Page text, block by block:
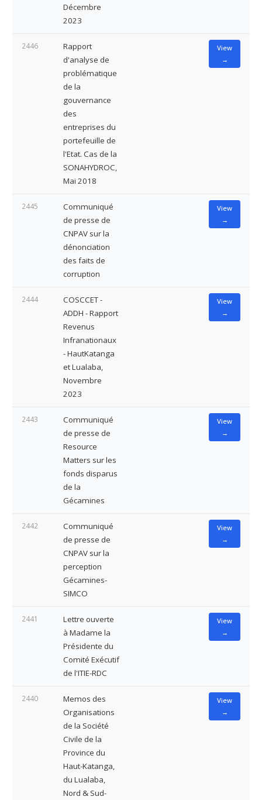
Décembre
2023
2446
Rapport
d'analyse de
problématique
de la
gouvernance
des
entreprises du
portefeuille de
l'Etat. Cas de la
SONAHYDROC,
Mai 2018
View
→
2445
Communiqué
de presse de
CNPAV sur la
dénonciation
des faits de
corruption
View
→
2444
COSCCET -
ADDH - Rapport
Revenus
Infranationaux
- HautKatanga
et Lualaba,
Novembre
2023
View
→
2443
Communiqué
de presse de
Resource
Matters sur les
fonds disparus
de la
Gécamines
View
→
2442
Communiqué
de presse de
CNPAV sur la
perception
Gécamines-
SIMCO
View
→
2441
Lettre ouverte
à Madame la
Présidente du
Comité Exécutif
de l'ITIE-RDC
View
→
2440
Memos des
Organisations
de la Société
Civile de la
Province du
Haut-Katanga,
du Lualaba,
Nord & Sud-
View
→